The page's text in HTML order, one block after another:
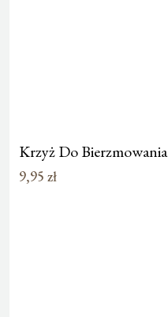
Krzyż Do Bierzmowania
9,95 zł